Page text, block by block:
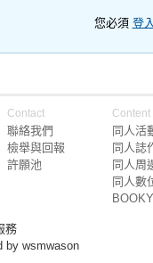
您必須 登入
Contact
聯絡我們
檢舉與回報
許願池
Content
同人活
同人誌
同人周
同人數
BOOKY
務
by wsmwason